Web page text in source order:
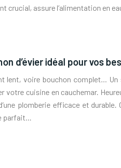
crucial, assure l’alimentation en
d’évier idéal pour vos
lent, voire bouchon complet… Un
cuisine en cauchemar.
plomberie efficace et durable.
parfait…